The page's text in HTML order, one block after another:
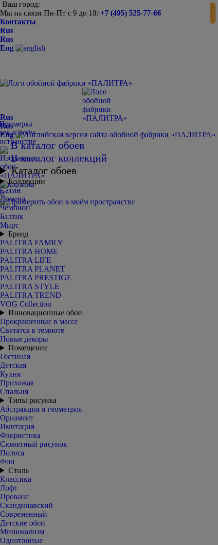
Ваш город:
Мы на связи Пн-Пт с 9 до 18: +7 (495) 525-77-66
Контакты
Rus
Rus
Eng
0
Rus
Rus
Eng
В каталог обоев
В каталог коллекций
Каталог обоев
Коллекции
Сатин
Домена
Чемпион
Балтик
Мирт
Бренд
PALITRA FAMILY
PALITRA HOME
PALITRA LIFE
PALITRA PLANET
PALITRA PRESTIGE
PALITRA STYLE
PALITRA TREND
VOG Collection
Инновационные обои
Прокрашенные в массе
Светятся в темноте
Новые декоры
Помещение
Гостиная
Детская
Кухня
Прихожая
Спальня
Типы рисунка
Абстракция и геометрия
Орнамент
Имитация
Флористика
Сюжетный рисунок
Полоса
Фон
Стиль
Классика
Лофт
Прованс
Скандинавский
Современный
Детские обои
Минимализм
Однотонные
-